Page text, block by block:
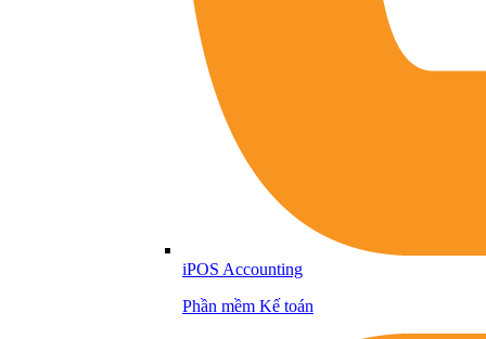
iPOS Accounting
Phần mềm Kế toán